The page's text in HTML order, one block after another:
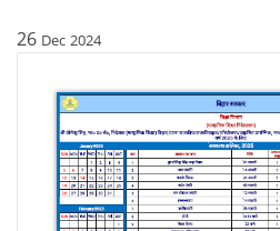
26 Dec 2024